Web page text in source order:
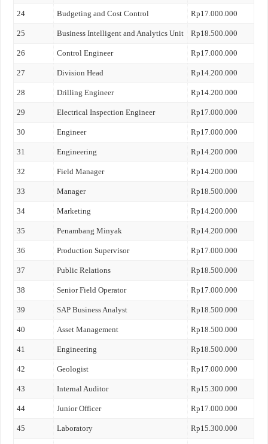
24 Budgeting and Cost Control Rp17.000.000
25 Business Intelligent and Analytics Unit Rp18.500.000
26 Control Engineer Rp17.000.000
27 Division Head Rp14.200.000
28 Drilling Engineer Rp14.200.000
29 Electrical Inspection Engineer Rp17.000.000
30 Engineer Rp17.000.000
31 Engineering Rp14.200.000
32 Field Manager Rp14.200.000
33 Manager Rp18.500.000
34 Marketing Rp14.200.000
35 Penambang Minyak Rp14.200.000
36 Production Supervisor Rp17.000.000
37 Public Relations Rp18.500.000
38 Senior Field Operator Rp17.000.000
39 SAP Business Analyst Rp18.500.000
40 Asset Management Rp18.500.000
41 Engineering Rp18.500.000
42 Geologist Rp17.000.000
43 Internal Auditor Rp15.300.000
44 Junior Officer Rp17.000.000
45 Laboratory Rp15.300.000